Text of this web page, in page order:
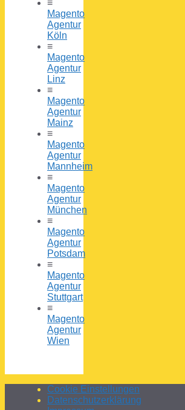
≡
Magento
Agentur
Köln
≡
Magento
Agentur
Linz
≡
Magento
Agentur
Mainz
≡
Magento
Agentur
Mannheim
≡
Magento
Agentur
München
≡
Magento
Agentur
Potsdam
≡
Magento
Agentur
Stuttgart
≡
Magento
Agentur
Wien
Cookie Einstellungen
Datenschutzerklärung